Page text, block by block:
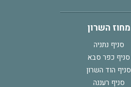
מחוז השרון
סניף נתניה
סניף כפר סבא
סניף הוד השרון
סניף רעננה